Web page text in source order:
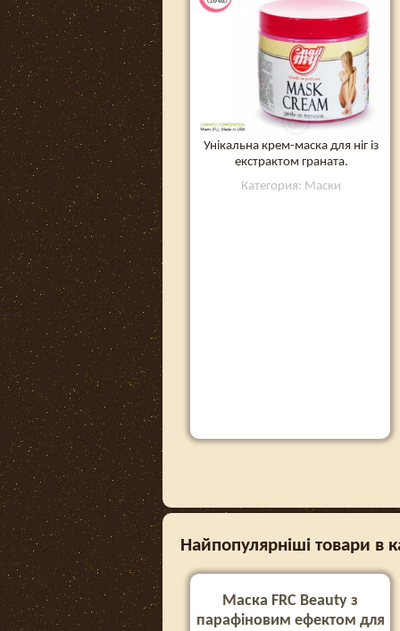
Унікальна крем-маска для ніг із
екстрактом граната.
Категория: Маски
Найпопулярніші товари в
Маска FRC Beauty з
парафіновим ефектом для